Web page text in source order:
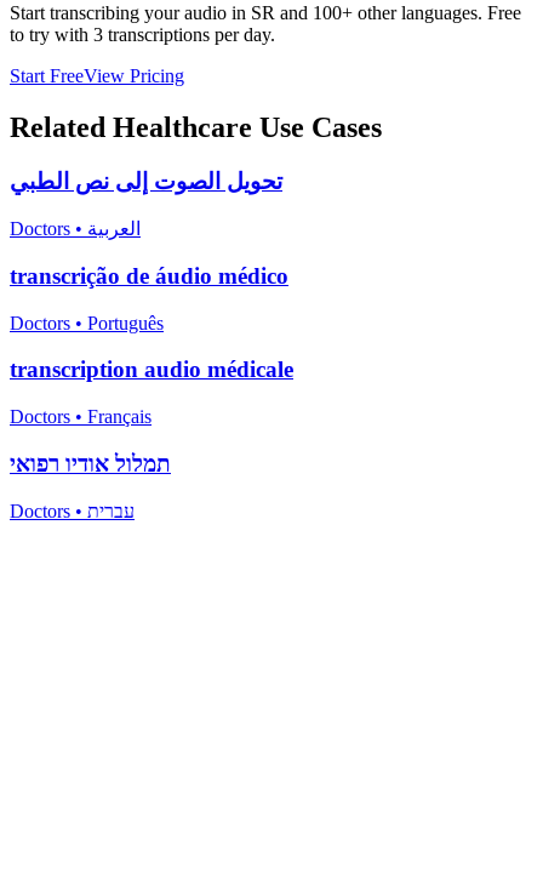
Start transcribing your audio in SR and 100+ other languages. Free
to try with 3 transcriptions per day.
Start FreeView Pricing
Related Healthcare Use Cases
تحويل الصوت إلى نص الطبي
Doctors • العربية
transcrição de áudio médico
Doctors • Português
transcription audio médicale
Doctors • Français
תמלול אודיו רפואי
Doctors • עברית